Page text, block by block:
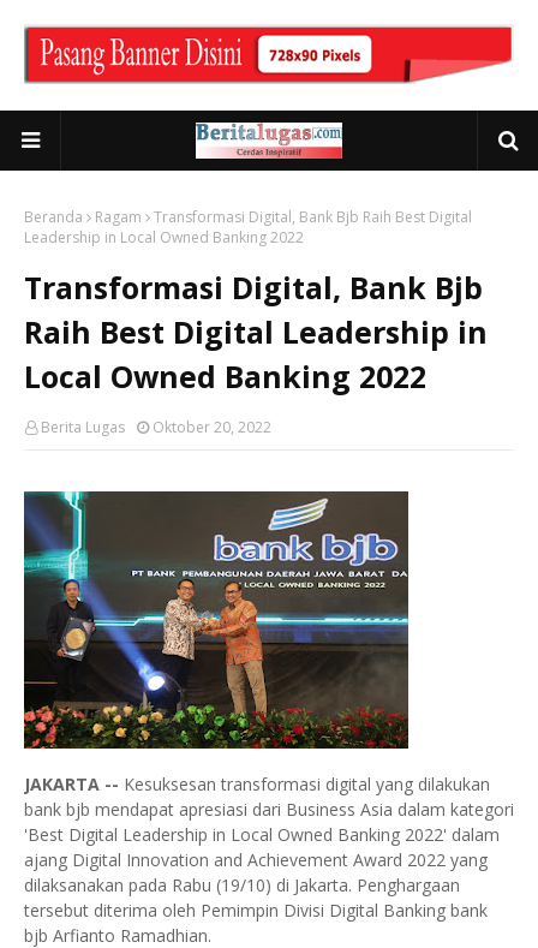
Beranda Ragam
Transformasi Digital, Bank Bjb Raih Best Digital
Leadership in Local Owned Banking 2022
Transformasi Digital, Bank Bjb
Raih Best Digital Leadership in
Local Owned Banking 2022
Berita Lugas Oktober 20, 2022
JAKARTA -- Kesuksesan transformasi digital yang dilakukan
bank bjb mendapat apresiasi dari Business Asia dalam kategori
'Best Digital Leadership in Local Owned Banking 2022' dalam
ajang Digital Innovation and Achievement Award 2022 yang
dilaksanakan pada Rabu (19/10) di Jakarta. Penghargaan
tersebut diterima oleh Pemimpin Divisi Digital Banking bank
bjb Arfianto Ramadhian.